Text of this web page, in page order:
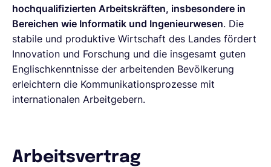
hochqualifizierten Arbeitskräften, insbesondere in
Bereichen wie Informatik und Ingenieurwesen. Die
stabile und produktive Wirtschaft des Landes fördert
Innovation und Forschung und die insgesamt guten
Englischkenntnisse der arbeitenden Bevölkerung
erleichtern die Kommunikationsprozesse mit
internationalen Arbeitgebern.
Arbeitsvertrag